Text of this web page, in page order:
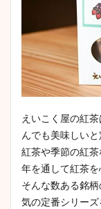
えいこく屋の紅
んでも美味しい
紅茶や季節の紅
年を通して紅茶を
そんな数ある銘
気の定番シリーズ